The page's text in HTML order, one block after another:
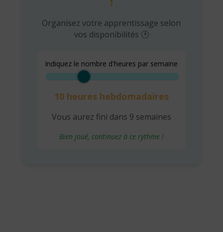
Organisez votre apprentissage selon
vos disponibilités 🕑
Indiquez le nombre d'heures par semaine
10 heures hebdomadaires
Vous aurez fini dans 9 semaines
Bien joué, continuez à ce rythme !